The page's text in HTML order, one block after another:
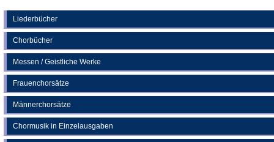
Liederbücher
Chorbücher
Messen / Geistliche Werke
Frauenchorsätze
Männerchorsätze
Chormusik in Einzelausgaben